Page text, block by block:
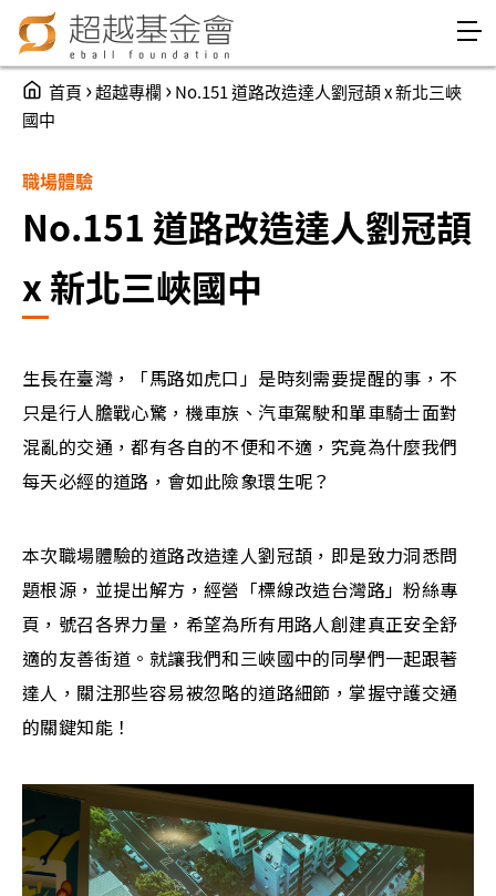
Jump to Navigation
Jump to Main content
You are here
首頁 ›超越專欄 ›No.151 道路改造達人劉冠頡 x 新北三峽
國中
職場體驗
No.151 道路改造達人劉冠頡
x 新北三峽國中
生長在臺灣，「馬路如虎口」是時刻需要提醒的事，不
只是行人膽戰心驚，機車族、汽車駕駛和單車騎士面對
混亂的交通，都有各自的不便和不適，究竟為什麼我們
每天必經的道路，會如此險象環生呢？
本次職場體驗的道路改造達人劉冠頡，即是致力洞悉問
題根源，並提出解方，經營「標線改造台灣路」粉絲專
頁，號召各界力量，希望為所有用路人創建真正安全舒
適的友善街道。就讓我們和三峽國中的同學們一起跟著
達人，關注那些容易被忽略的道路細節，掌握守護交通
的關鍵知能！